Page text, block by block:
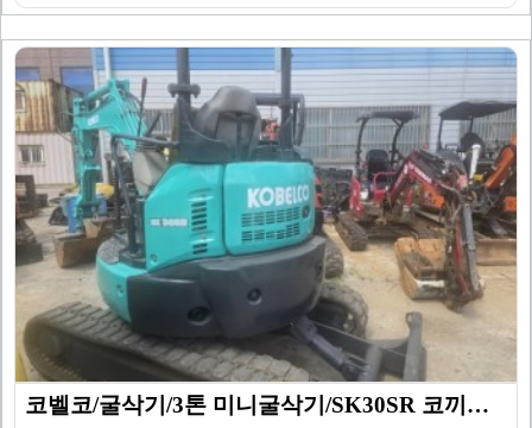
코벨코/굴삭기/3톤 미니굴삭기/SK30SR 코끼리/20…